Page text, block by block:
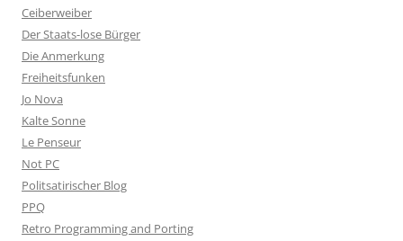
Ceiberweiber
Der Staats-lose Bürger
Die Anmerkung
Freiheitsfunken
Jo Nova
Kalte Sonne
Le Penseur
Not PC
Politsatirischer Blog
PPQ
Retro Programming and Porting